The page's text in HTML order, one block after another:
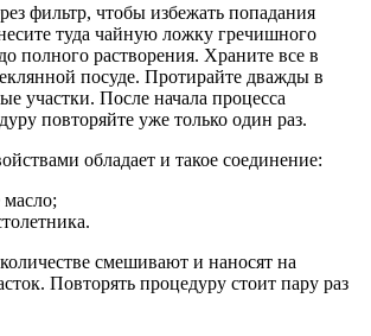
фильтр, чтобы избежать попадания
туда чайную ложку гречишного
полного растворения. Храните все в
посуде. Протирайте дважды в
участки. После начала процесса
повторяйте уже только один раз.
обладает и такое соединение:
масло;
смешивают и наносят на
Повторять процедуру стоит пару раз